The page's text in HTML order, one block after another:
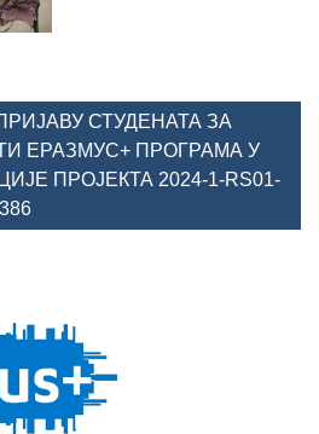
СТУДЕНАТА ЗА
ЕРАЗМУС+ ПРОГРАМА У
ПРОЈЕКТА 2024-1-RS01-